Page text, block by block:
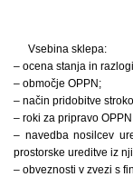
Vsebina sklepa:
– ocena stanja in
– območje OPPN;
– način pridobitve
– roki za pripravo
– navedba nosilcev
prostorske ureditve iz
– obveznosti v zvezi s